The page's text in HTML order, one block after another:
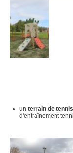
un terrain de tennis
d'entraînement